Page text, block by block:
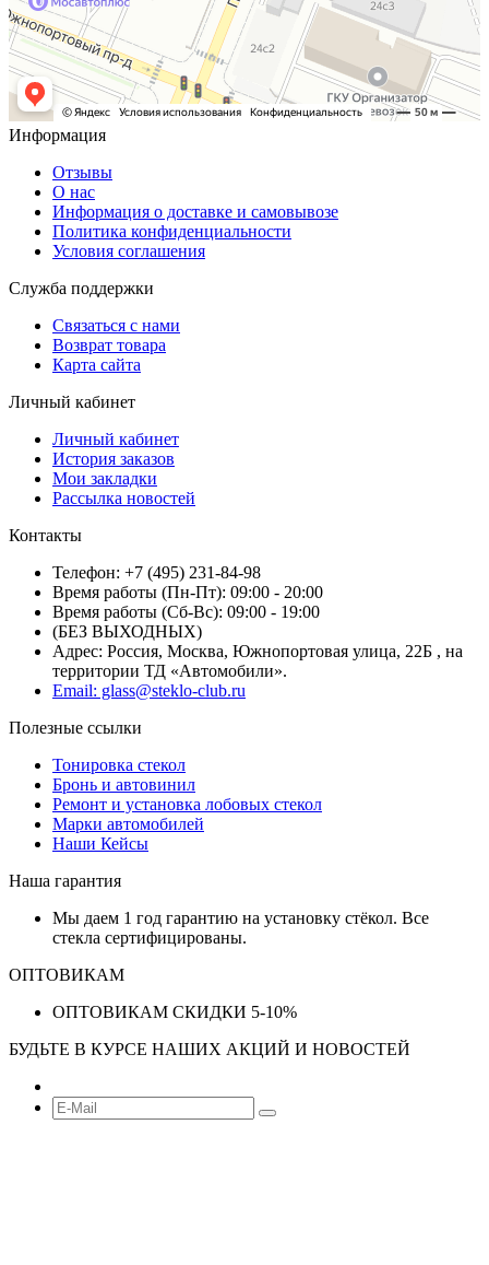
Информация
Отзывы
О нас
Информация о доставке и самовывозе
Политика конфиденциальности
Условия соглашения
Служба поддержки
Связаться с нами
Возврат товара
Карта сайта
Личный кабинет
Личный кабинет
История заказов
Мои закладки
Рассылка новостей
Контакты
Телефон: +7 (495) 231-84-98
Время работы (Пн-Пт): 09:00 - 20:00
Время работы (Сб-Вс): 09:00 - 19:00
(БЕЗ ВЫХОДНЫХ)
Адрес: Россия, Москва, Южнопортовая улица, 22Б , на
территории ТД «Автомобили».
Email: glass@steklo-club.ru
Полезные ссылки
Тонировка стекол
Бронь и автовинил
Ремонт и установка лобовых стекол
Марки автомобилей
Наши Кейсы
Наша гарантия
Мы даем 1 год гарантию на установку стёкол. Все
стекла сертифицированы.
ОПТОВИКАМ
ОПТОВИКАМ СКИДКИ 5-10%
БУДЬТЕ В КУРСЕ НАШИХ АКЦИЙ И НОВОСТЕЙ